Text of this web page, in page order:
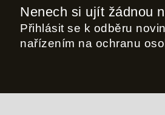
Nenech si ujít žádnou
Přihlásit se k odběru
nařízením na ochranu